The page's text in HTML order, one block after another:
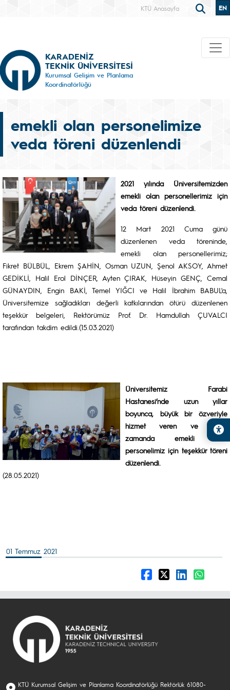
KTÜ Anasayfa EN
KARADENİZ
TEKNİK ÜNİVERSİTESİ
Kurumsal Gelişim ve Planlama
Koordinatörlüğü
emekli olan personelimize
veda töreni düzenlendi
2021 yılında Üniversitemizden
emekli olan personellerimiz için
veda töreni düzenlendi.
12 Mart 2021 Cuma günü
düzenlenen veda töreninde,
emekli olan personellerimiz;
Fikret BÜLBÜL, Ekrem ŞAHİN, Osman UZUN, Şenol AKSOY, Ahmet
GEDİKLİ, Halil Erol DİNÇER, Ayten ÇIRAK, Hüseyin GENÇ, Cemal
GÜNAYDIN, Engin BAKİ, Temel YIĞCI ve Halil İbrahim BABUL'a,
Üniversitemize sağladıkları değerli katkılarından ötürü düzenlenen
teşekkür belgeleri, Rektörümüz Prof. Dr. Hamdullah ÇUVALCI
tarafından takdim edildi.(15.03.2021)
Üniversitemiz Farabi
Hastanesi’nde uzun yıllar
boyunca, büyük bir özveriyle
hizmet veren ve yakın
zamanda emekli olan
personelimiz için teşekkür töreni
düzenlendi.
(28.05.2021)
01 Temmuz 2021
KTÜ Kurumsal Gelişim ve Planlama Koordinatörlüğü Rektörlük 61080-